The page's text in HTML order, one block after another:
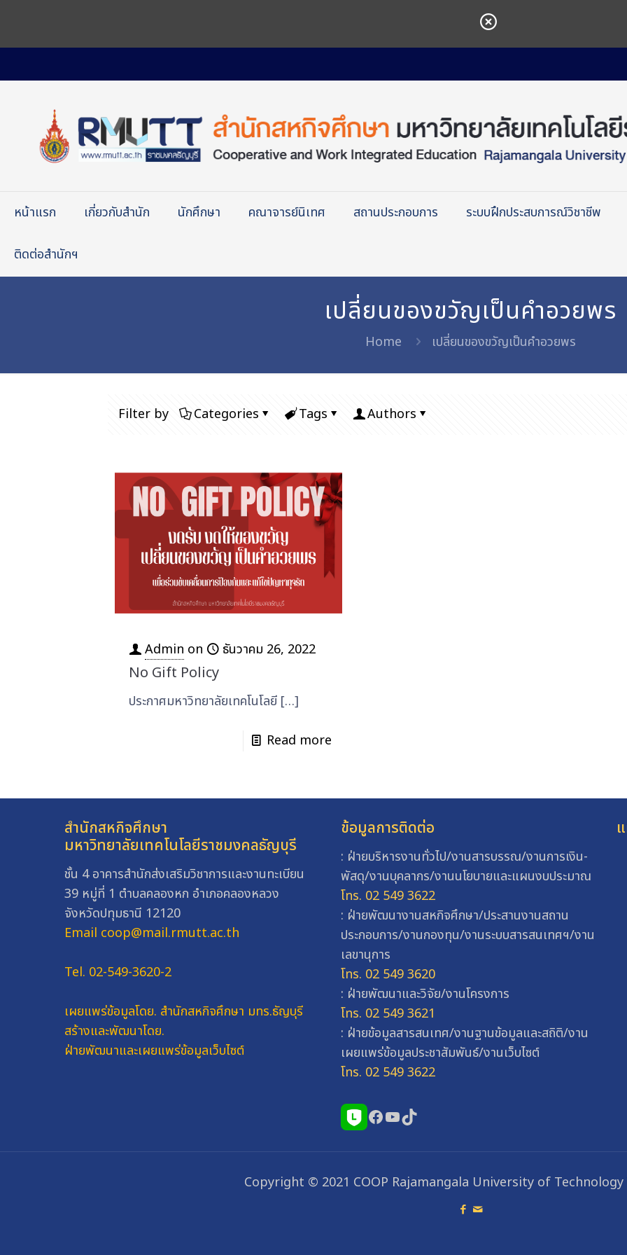
หน้าแรก เกี่ยวกับสำนัก นักศึกษา คณาจารย์นิเทศ สถานประกอบการ ระบบฝึกประสบการณ์วิชาชีพ
ติดต่อสำนักฯ
เปลี่ยนของขวัญเป็นคำอวยพร
Home เปลี่ยนของขวัญเป็นคำอวยพร
Filter by Categories Tags Authors
Admin on ธันวาคม 26, 2022
No Gift Policy
ประกาศมหาวิทยาลัยเทคโนโลยี […]
Read more
สำนักสหกิจศึกษา
มหาวิทยาลัยเทคโนโลยีราชมงคลธัญบุรี
ชั้น 4 อาคารสำนักส่งเสริมวิชาการและงานทะเบียน
39 หมู่ที่ 1 ตำบลคลองหก อำเภอคลองหลวง
จังหวัดปทุมธานี 12120
Email coop@mail.rmutt.ac.th
Tel. 02-549-3620-2
เผยแพร่ข้อมูลโดย. สำนักสหกิจศึกษา มทร.ธัญบุรี
สร้างและพัฒนาโดย.
ฝ่ายพัฒนาและเผยแพร่ข้อมูลเว็บไซต์
ข้อมูลการติดต่อ
: ฝ่ายบริหารงานทั่วไป/งานสารบรรณ/งานการเงิน-
พัสดุ/งานบุคลากร/งานนโยบายและแผนงบประมาณ
โทร. 02 549 3622
: ฝ่ายพัฒนางานสหกิจศึกษา/ประสานงานสถาน
ประกอบการ/งานกองทุน/งานระบบสารสนเทศฯ/งาน
เลขานุการ
โทร. 02 549 3620
: ฝ่ายพัฒนาและวิจัย/งานโครงการ
โทร. 02 549 3621
: ฝ่ายข้อมูลสารสนเทศ/งานฐานข้อมูลและสถิติ/งาน
เผยแพร่ข้อมูลประชาสัมพันธ์/งานเว็บไซต์
โทร. 02 549 3622
Facebook
YouTube
TikTok
Copyright © 2021 COOP Rajamangala University of